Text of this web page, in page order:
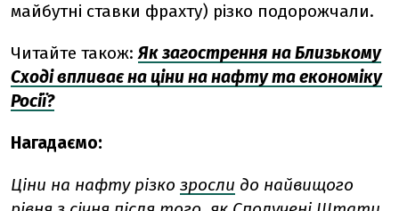
майбутні ставки фрахту) різко подорожчали.
Читайте також: Як загострення на Близькому
Сході впливає на ціни на нафту та економіку
Росії?
Нагадаємо:
Ціни на нафту різко зросли до найвищого